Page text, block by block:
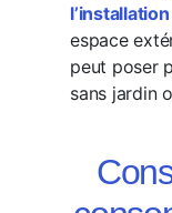
l’installation
espace
peut poser
sans jardin